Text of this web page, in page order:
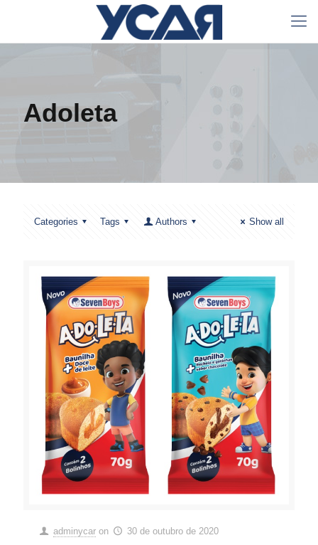
Adoleta
Categories Tags Authors Show all
adminycar on 30 de outubro de 2020